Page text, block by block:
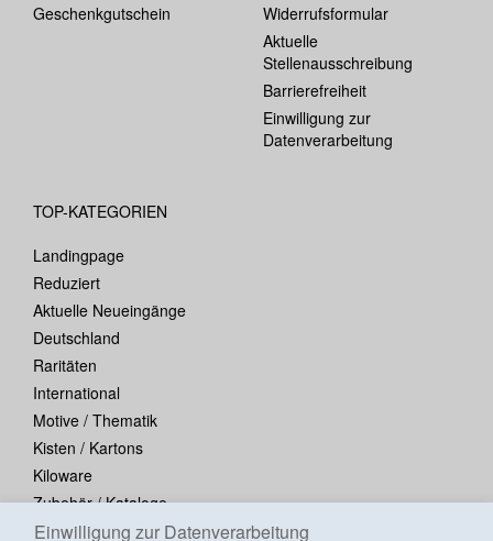
Einwilligung zur Datenverarbeitung
Geschenkgutschein
Widerrufsformular
Aktuelle
Stellenausschreibung
Barrierefreiheit
Einwilligung zur
Datenverarbeitung
TOP-KATEGORIEN
Landingpage
Reduziert
Aktuelle Neueingänge
Deutschland
Raritäten
International
Motive / Thematik
Kisten / Kartons
Kiloware
Zubehör / Kataloge
Blocks / Kleinbogen